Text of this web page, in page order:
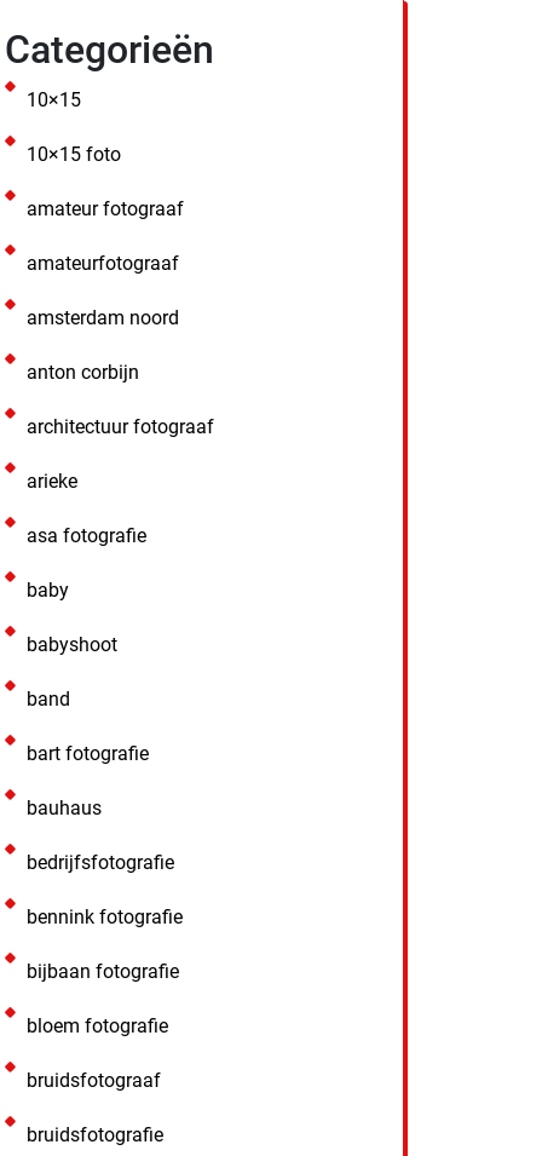
Categorieën
10×15
10×15 foto
amateur fotograaf
amateurfotograaf
amsterdam noord
anton corbijn
architectuur fotograaf
arieke
asa fotografie
baby
babyshoot
band
bart fotografie
bauhaus
bedrijfsfotografie
bennink fotografie
bijbaan fotografie
bloem fotografie
bruidsfotograaf
bruidsfotografie